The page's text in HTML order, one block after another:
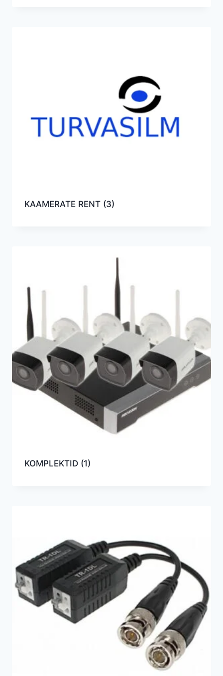
KAAMERATE RENT (3)
KOMPLEKTID (1)